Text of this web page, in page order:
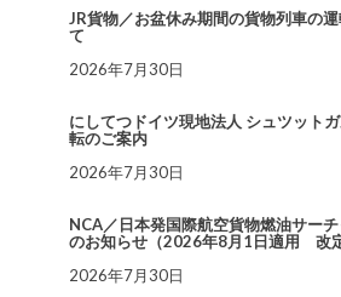
JR貨物／お盆休み期間の貨物列車の
て
2026年7月30日
にしてつドイツ現地法人 シュツット
転のご案内
2026年7月30日
NCA／日本発国際航空貨物燃油サー
のお知らせ（2026年8月1日適用 改定
2026年7月30日